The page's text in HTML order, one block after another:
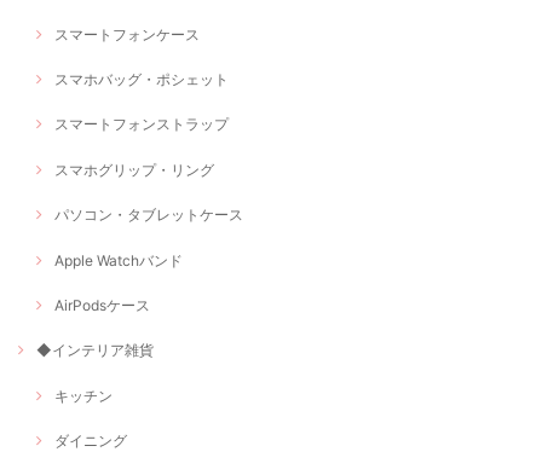
スマートフォンケース
スマホバッグ・ポシェット
スマートフォンストラップ
スマホグリップ・リング
パソコン・タブレットケース
Apple Watchバンド
AirPodsケース
◆インテリア雑貨
キッチン
ダイニング